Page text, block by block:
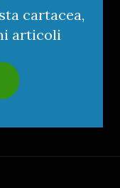
cartacea,
articoli